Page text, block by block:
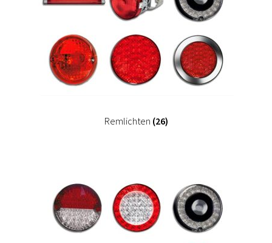
Remlichten (26)